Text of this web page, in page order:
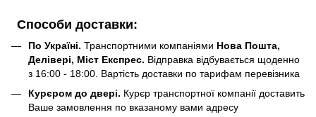
Способи доставки:
По Україні. Транспортними компаніями Нова Пошта,
Делівері, Міст Експрес. Відправка відбувається щоденно
з 16:00 - 18:00. Вартість доставки по тарифам перевізника
Курєром до двері. Курєр транспортної компанії доставить
Ваше замовлення по вказаному вами адресу